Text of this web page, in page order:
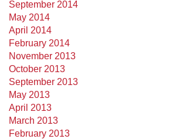
September 2014
May 2014
April 2014
February 2014
November 2013
October 2013
September 2013
May 2013
April 2013
March 2013
February 2013